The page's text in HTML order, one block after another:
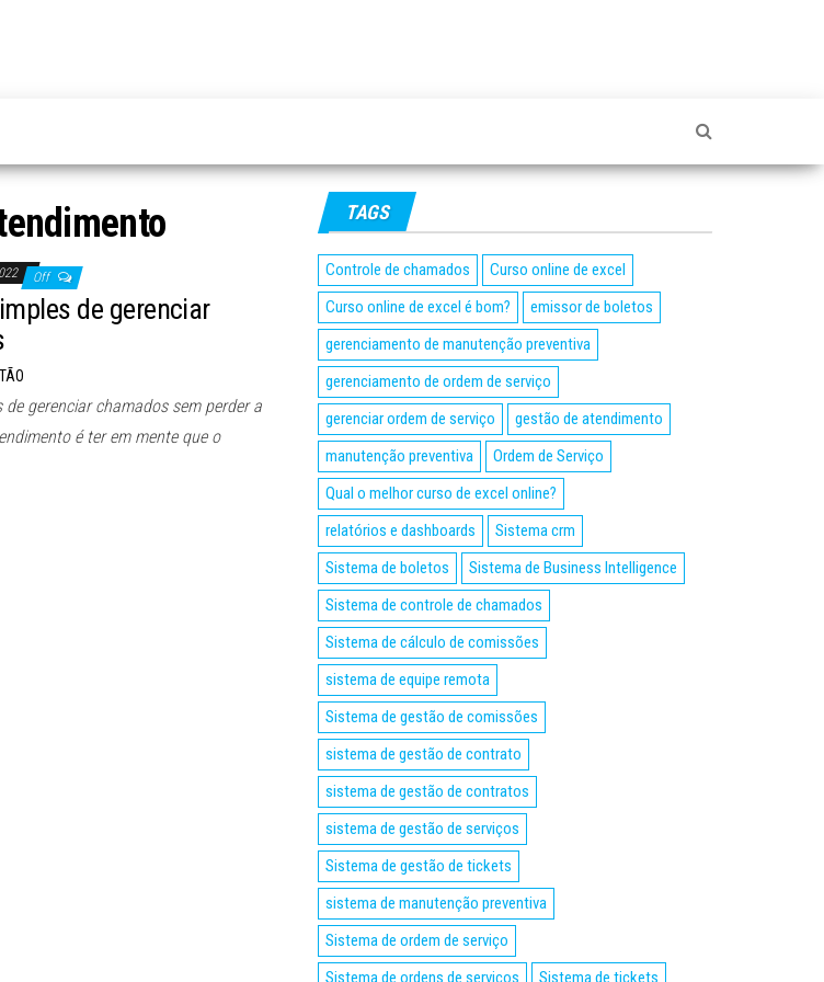
Off
de gerenciar
de gerenciar chamados sem perder a
é ter em mente que o
TAGS
Controle de chamados
Curso online de excel
Curso online de excel é bom?
emissor de boletos
gerenciamento de manutenção preventiva
gerenciamento de ordem de serviço
gerenciar ordem de serviço
gestão de atendimento
manutenção preventiva
Ordem de Serviço
Qual o melhor curso de excel online?
relatórios e dashboards
Sistema crm
Sistema de boletos
Sistema de Business Intelligence
Sistema de controle de chamados
Sistema de cálculo de comissões
sistema de equipe remota
Sistema de gestão de comissões
sistema de gestão de contrato
sistema de gestão de contratos
sistema de gestão de serviços
Sistema de gestão de tickets
sistema de manutenção preventiva
Sistema de ordem de serviço
Sistema de ordens de serviços
Sistema de tickets